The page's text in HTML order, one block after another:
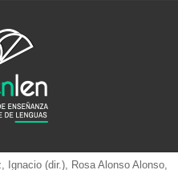
(dir.), Rosa Alonso Alonso,